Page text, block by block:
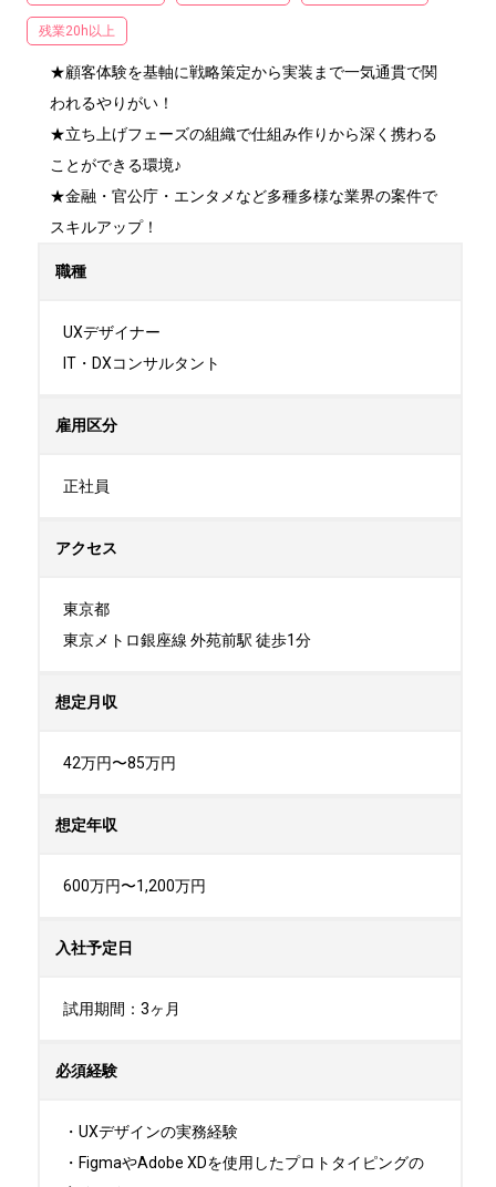
残業20h以上
★顧客体験を基軸に戦略策定から実装まで一気通貫で関
われるやりがい！
★立ち上げフェーズの組織で仕組み作りから深く携わる
ことができる環境♪
★金融・官公庁・エンタメなど多種多様な業界の案件で
スキルアップ！
職種
UXデザイナー
IT・DXコンサルタント
雇用区分
正社員
アクセス
東京都
東京メトロ銀座線 外苑前駅 徒歩1分
想定月収
42万円〜85万円
想定年収
600万円〜1,200万円
入社予定日
試用期間：3ヶ月
必須経験
・UXデザインの実務経験
・FigmaやAdobe XDを使用したプロトタイピングの